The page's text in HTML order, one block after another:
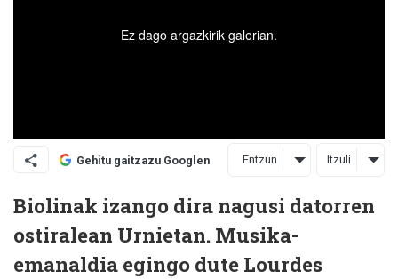
Gehitu gaitzazu Googlen Entzun Itzuli
Biolinak izango dira nagusi datorren
ostiralean Urnietan. Musika-
emanaldia egingo dute Lourdes